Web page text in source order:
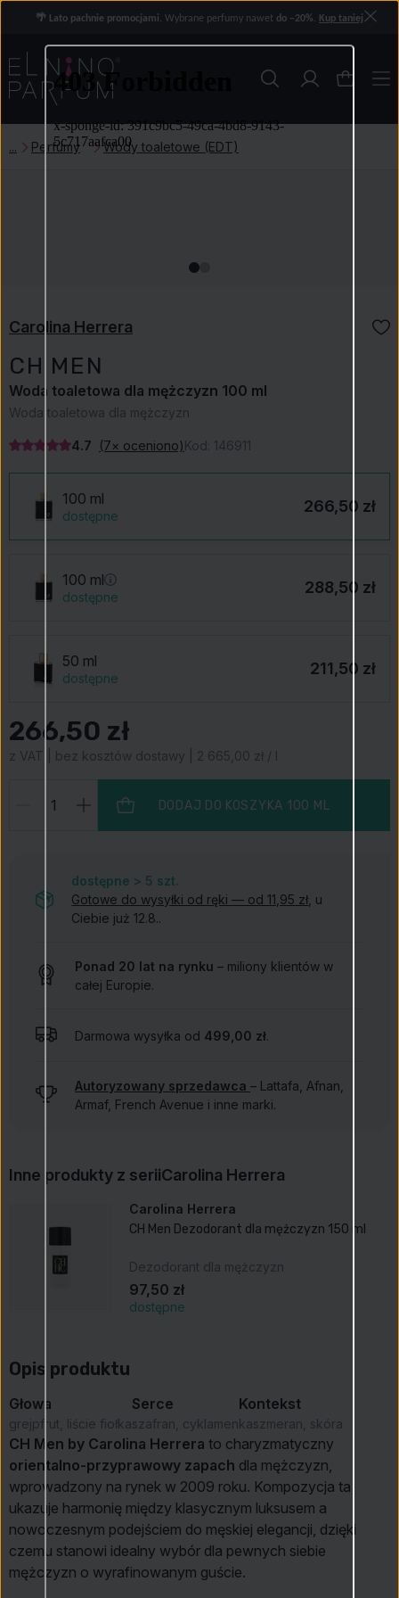
🌴 Lato pachnie promocjami. Wybrane perfumy nawet do −20%. Kup taniej
Perfumy Wody toaletowe (EDT)
Carolina Herrera
CH MEN
Woda toaletowa dla mężczyzn 100 ml
Woda toaletowa dla mężczyzn
4.7 (7× oceniono)Kod: 146911
100 ml
dostępne 266,50 zł
100 ml
dostępne 288,50 zł
50 ml
dostępne 211,50 zł
266,50 zł
z VAT | bez kosztów dostawy | 2 665,00 zł / l
DODAJ DO KOSZYKA 100 ML
dostępne > 5 szt.
Gotowe do wysyłki od ręki — od 11,95 zł , u
Ciebie już 12.8..
Ponad 20 lat na rynku – miliony klientów w
całej Europie.
Darmowa wysyłka od 499,00 zł.
Autoryzowany sprzedawca – Lattafa, Afnan,
Armaf, French Avenue i inne marki.
Opis produktu
Głowa
grejpfrut, liście fiołka
Serce
szafran, cyklamen
Kontekst
kaszmeran, skóra
CH Men by Carolina Herrera to charyzmatyczny
orientalno-przyprawowy zapach dla mężczyzn,
wprowadzony na rynek w 2009 roku. Kompozycja ta
ukazuje harmonię między klasycznym luksusem a
nowoczesnym podejściem do męskiej elegancji, dzięki
czemu stanowi idealny wybór dla pewnych siebie
mężczyzn o wyrafinowanym guście.
Inne produkty z seriiCarolina Herrera
Carolina Herrera
CH Men Dezodorant dla mężczyzn 150 ml
Dezodorant dla mężczyzn
97,50 zł
dostępne